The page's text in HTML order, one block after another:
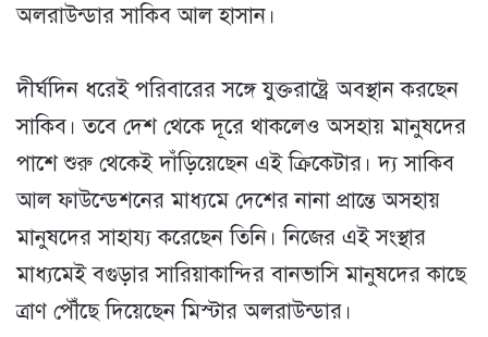
অলরাউন্ডার সাকিব আল হাসান।
দীর্ঘদিন ধরেই পরিবারের সঙ্গে যুক্তরাষ্ট্রে অবস্থান করছেন
সাকিব। তবে দেশ থেকে দূরে থাকলেও অসহায় মানুষদের
পাশে শুরু থেকেই দাঁড়িয়েছেন এই ক্রিকেটার। দ্য সাকিব
আল ফাউন্ডেশনের মাধ্যমে দেশের নানা প্রান্তে অসহায়
মানুষদের সাহায্য করেছেন তিনি। নিজের এই সংস্থার
মাধ্যমেই বগুড়ার সারিয়াকান্দির বানভাসি মানুষদের কাছে
ত্রাণ পৌঁছে দিয়েছেন মিস্টার অলরাউন্ডার।